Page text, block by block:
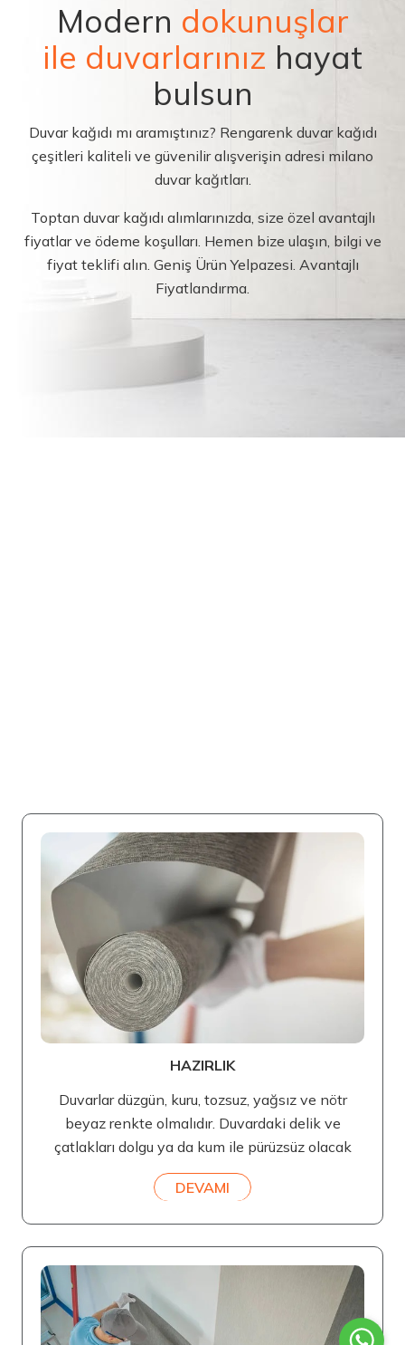
Modern dokunuşlar
ile duvarlarınız hayat
bulsun
Duvar kağıdı mı aramıştınız? Rengarenk duvar kağıdı
çeşitleri kaliteli ve güvenilir alışverişin adresi milano
duvar kağıtları.
Toptan duvar kağıdı alımlarınızda, size özel avantajlı
fiyatlar ve ödeme koşulları. Hemen bize ulaşın, bilgi ve
fiyat teklifi alın. Geniş Ürün Yelpazesi. Avantajlı
Fiyatlandırma.
HAZIRLIK
Duvarlar düzgün, kuru, tozsuz, yağsız ve nötr
beyaz renkte olmalıdır. Duvardaki delik ve
çatlakları dolgu ya da kum ile pürüzsüz olacak
DEVAMI